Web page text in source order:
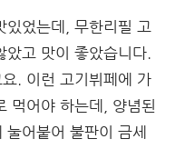
있었는데, 무한리필 고
았고 맛이 좋았습니다.
. 이런 고기뷔페에 가
먹어야 하는데, 양념된
어붙어 불판이 금세